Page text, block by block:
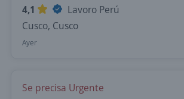
4,1
Lavoro Perú
Cusco, Cusco
Ayer
Se precisa Urgente